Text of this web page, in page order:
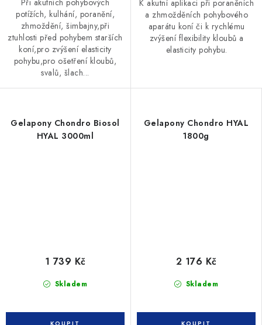
potížích, kulhání, poranění,
zhmoždění, šimbajny,při
ztuhlosti před pohybem starších
koní,pro zvýšení elasticity
pohybu,pro ošetření kloubů,
svalů, šlach...
K akutní aplikaci při poraněních
a zhmožděních pohybového
aparátu koní či k rychlému
zvýšení flexibility kloubů a
elasticity pohybu.
Gelapony Chondro Biosol
HYAL 3000ml
Skladem
1 739 Kč
Gelapony Chondro HYAL
1800g
Skladem
2 176 Kč